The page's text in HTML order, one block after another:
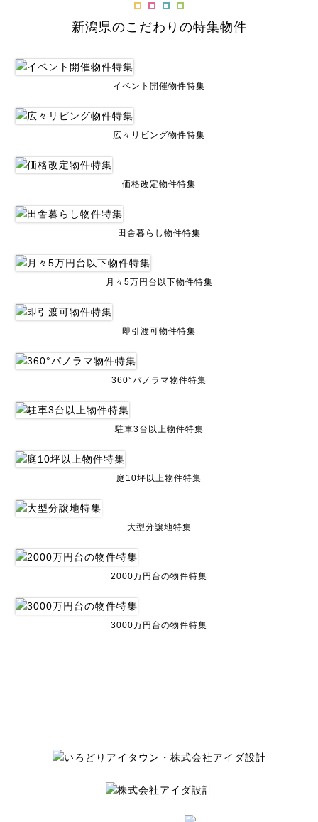
新潟県のこだわりの特集物件
イベント開催物件特集
広々リビング物件特集
価格改定物件特集
田舎暮らし物件特集
月々5万円台以下物件特集
即引渡可物件特集
360°パノラマ物件特集
駐車3台以上物件特集
庭10坪以上物件特集
大型分譲地特集
2000万円台の物件特集
3000万円台の物件特集